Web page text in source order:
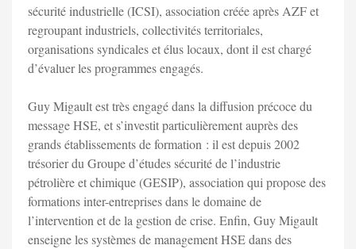
sécurité industrielle (ICSI), association créée après AZF et
regroupant industriels, collectivités territoriales,
organisations syndicales et élus locaux, dont il est chargé
d’évaluer les programmes engagés.
Guy Migault est très engagé dans la diffusion précoce du
message HSE, et s’investit particulièrement auprès des
grands établissements de formation : il est depuis 2002
trésorier du Groupe d’études sécurité de l’industrie
pétrolière et chimique (GESIP), association qui propose des
formations inter-entreprises dans le domaine de
l’intervention et de la gestion de crise. Enfin, Guy Migault
enseigne les systèmes de management HSE dans des